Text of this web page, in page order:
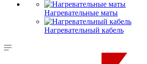
Нагревательные маты
Нагревательный кабель